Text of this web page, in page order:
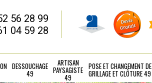
56 28 99
04 59 28
DESSOUCHAGE
49
ARTISAN
PAYSAGISTE
49
POSE ET CHANGEMENT DE
GRILLAGE ET CLÔTURE 49